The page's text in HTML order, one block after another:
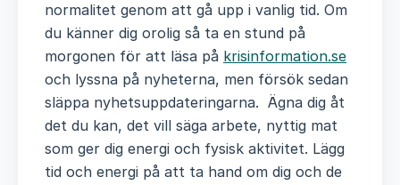
normalitet genom att gå upp i vanlig tid. Om
du känner dig orolig så ta en stund på
morgonen för att läsa på krisinformation.se
och lyssna på nyheterna, men försök sedan
släppa nyhetsuppdateringarna. Ägna dig åt
det du kan, det vill säga arbete, nyttig mat
som ger dig energi och fysisk aktivitet. Lägg
tid och energi på att ta hand om dig och de